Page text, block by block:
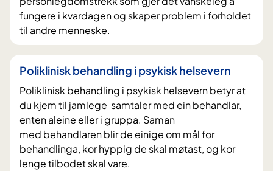
fungere i kvardagen og skaper problem i forholdet
til andre menneske.
Poliklinisk behandling i psykisk helsevern
Poliklinisk behandling i psykisk helsevern betyr at
du kjem til jamlege samtaler med ein behandlar,
enten aleine eller i gruppa. Saman
med behandlaren blir de einige om mål for
behandlinga, kor hyppig de skal møtast, og kor
lenge tilbodet skal vare.